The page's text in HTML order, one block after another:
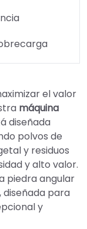
el valor
máquina
diseñada
polvos de
y residuos
y alto valor.
piedra angular
para
y